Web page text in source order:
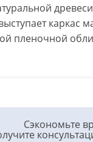
каркас
пленочной
Сэкономьте